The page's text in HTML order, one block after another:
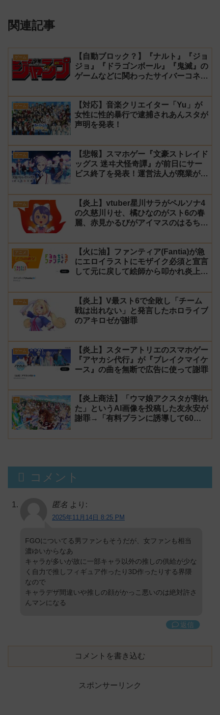
関連記事
ゲーム
【自動ブロック？】『ナルト』『ジョ
ジョ』『ドラゴンボール』『鬼滅』の
ゲームなどに関わったサイバーコネク
ブロックされてしまう
ゲーム
【対応】音楽クリエイター「Yu」が
女性に性的暴行で逮捕されあんスタが
声明を発表！
ゲーム
【悲報】スマホゲー『文豪ストレイド
ッグス 迷ヰ犬怪奇譚』が前日にサー
ビス終了を発表！運営法人が廃業が原
ゲーム
【炎上】vtuber星川サラがペルソナ4
の久慈川りせ、橘ひなのがスト6の春
麗、赤見かるびがアイマスのはるちは
アニメ
【火に油】ファンティア(Fantia)が急
にエロイラストにモザイク必須と宣言
して元に戻して絵師から叩かれ炎上し
ゲーム
【炎上】V最スト6で全敗し「チーム
戦は出れない」と発言したホロライブ
のアキロゼが謝罪
ゲーム
【炎上】スターアトリエのスマホゲー
『アヤカシ代行』が『ブレイクマイケ
ース』の曲を無断で広告に使って謝罪
AI
【炎上商法】「ウマ娘アクスタが割れ
た」というAI画像を投稿した友永安が
謝罪→「有料プランに誘導して60万
娘エロイラストをリポスト！
コメント
匿名 より:
2025年11月14日 8:25 PM
FGOについてる男ファンもそうだが、女ファンも相当
濃ゆいからなあ
キャラが多いが故に一部キャラ以外の推しの供給が少な
く自力で推しフィギュア作ったり3D作ったりする界隈
なので
キャラデザ間違いや推しの顔がかっこ悪いのは絶対許さ
んマンになる
返信
コメントを書き込む
スポンサーリンク